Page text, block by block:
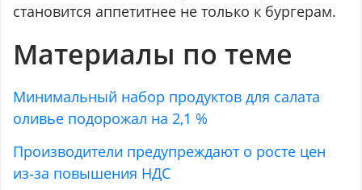
становится аппетитнее не только к бургерам.
Материалы по теме
Минимальный набор продуктов для салата
оливье подорожал на 2,1 %
Производители предупреждают о росте цен
из‑за повышения НДС